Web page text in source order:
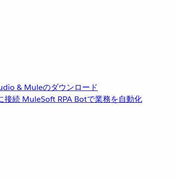
& Muleのダウンロード
接続 MuleSoft RPA Botで業務を自動化